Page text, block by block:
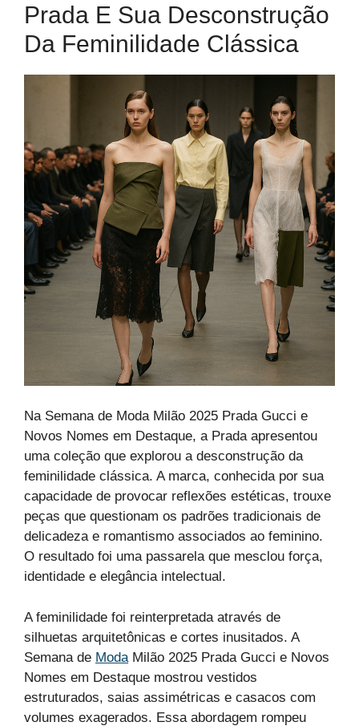
Prada E Sua Desconstrução
Da Feminilidade Clássica
Na Semana de Moda Milão 2025 Prada Gucci e
Novos Nomes em Destaque, a Prada apresentou
uma coleção que explorou a desconstrução da
feminilidade clássica. A marca, conhecida por sua
capacidade de provocar reflexões estéticas, trouxe
peças que questionam os padrões tradicionais de
delicadeza e romantismo associados ao feminino.
O resultado foi uma passarela que mesclou força,
identidade e elegância intelectual.
A feminilidade foi reinterpretada através de
silhuetas arquitetônicas e cortes inusitados. A
Semana de Moda Milão 2025 Prada Gucci e Novos
Nomes em Destaque mostrou vestidos
estruturados, saias assimétricas e casacos com
volumes exagerados. Essa abordagem rompeu